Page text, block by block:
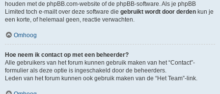
houden met de phpBB.com-website of de phpBB-software. Als je phpBB
Limited toch e-mailt over deze software die gebruikt wordt door derden kun je
een korte, of helemaal geen, reactie verwachten.
Omhoog
Hoe neem ik contact op met een beheerder?
Alle gebruikers van het forum kunnen gebruik maken van het “Contact”-
formulier als deze optie is ingeschakeld door de beheerders.
Leden van het forum kunnen ook gebruik maken van de “Het Team”-link.